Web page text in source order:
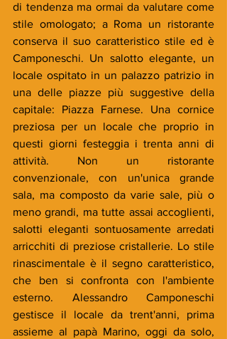
di tendenza ma ormai da valutare come
stile omologato; a Roma un ristorante
conserva il suo caratteristico stile ed è
Camponeschi. Un salotto elegante, un
locale ospitato in un palazzo patrizio in
una delle piazze più suggestive della
capitale: Piazza Farnese. Una cornice
preziosa per un locale che proprio in
questi giorni festeggia i trenta anni di
attività. Non un ristorante
convenzionale, con un'unica grande
sala, ma composto da varie sale, più o
meno grandi, ma tutte assai accoglienti,
salotti eleganti sontuosamente arredati
arricchiti di preziose cristallerie. Lo stile
rinascimentale è il segno caratteristico,
che ben si confronta con l'ambiente
esterno. Alessandro Camponeschi
gestisce il locale da trent'anni, prima
assieme al papà Marino, oggi da solo,